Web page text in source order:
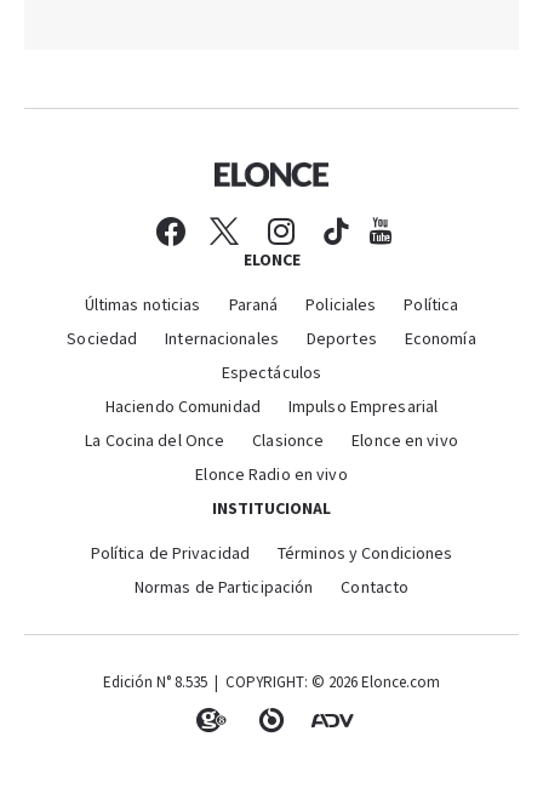
ELONCE
Últimas noticias Paraná Policiales
Política
Sociedad
Internacionales Deportes
Economía
Espectáculos
Haciendo Comunidad
Impulso Empresarial
La Cocina del Once
Clasionce
Elonce en vivo
Elonce Radio en vivo
INSTITUCIONAL
Política de Privacidad
Términos y Condiciones
Normas de Participación
Contacto
Edición N° 8.535 | COPYRIGHT: © 2026 Elonce.com